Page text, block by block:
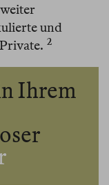
und
2
Ihrem